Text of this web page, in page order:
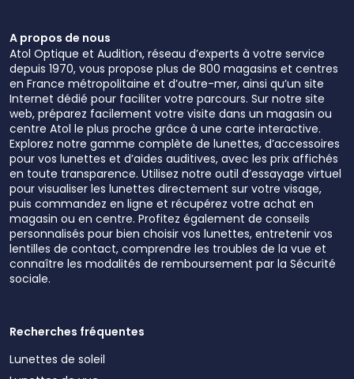
A propos de nous
Atol Optique et Audition, réseau d’experts à votre service
depuis 1970, vous propose plus de 800 magasins et centres
en France métropolitaine et d’outre-mer, ainsi qu’un site
Internet dédié pour faciliter votre parcours. Sur notre site
web, préparez facilement votre visite dans un magasin ou
centre Atol le plus proche grâce à une carte interactive.
Explorez notre gamme complète de lunettes, d’accessoires
pour vos lunettes et d’aides auditives, avec les prix affichés
en toute transparence. Utilisez notre outil d’essayage virtuel
pour visualiser les lunettes directement sur votre visage,
puis commandez en ligne et récupérez votre achat en
magasin ou en centre. Profitez également de conseils
personnalisés pour bien choisir vos lunettes, entretenir vos
lentilles de contact, comprendre les troubles de la vue et
connaître les modalités de remboursement par la Sécurité
sociale.
Recherches fréquentes
Lunettes de soleil